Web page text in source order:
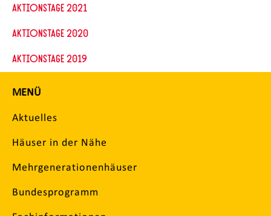
Aktionstage 2021
Aktionstage 2020
Aktionstage 2019
MENÜ
Aktuelles
Häuser in der Nähe
Mehrgenerationenhäuser
Bundesprogramm